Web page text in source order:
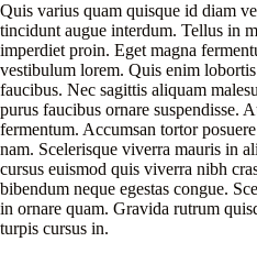
Quis varius quam quisque id diam
tincidunt augue interdum. Tellus in
imperdiet proin. Eget magna
vestibulum lorem. Quis enim
faucibus. Nec sagittis aliquam
purus faucibus ornare suspendisse.
fermentum. Accumsan tortor
nam. Scelerisque viverra mauris in
cursus euismod quis viverra nibh
bibendum neque egestas congue.
in ornare quam. Gravida rutrum
turpis cursus in.